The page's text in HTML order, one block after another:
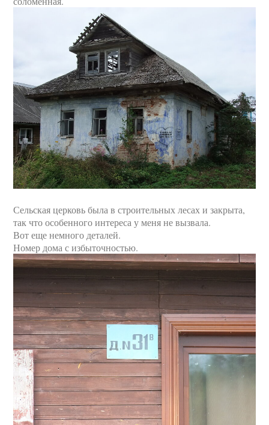
Сельская церковь была в строительных лесах и закрыта,
так что особенного интереса у меня не вызвала.
Вот еще немного деталей.
Номер дома с избыточностью.